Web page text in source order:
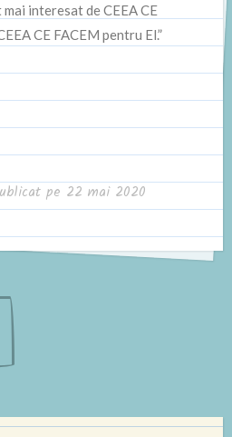
interesat de CEEA CE
CE FACEM pentru El.”
pe 22 mai 2020